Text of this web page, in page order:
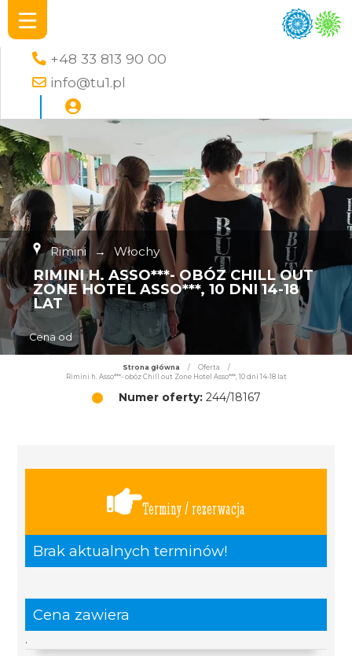
+48 33 813 90 00
info@tu1.pl
Rimini → Włochy
RIMINI H. ASSO***- OBÓZ CHILL OUT
ZONE HOTEL ASSO***, 10 DNI 14-18
LAT
Cena od
Strona główna / Oferta
/
Rimini h. Asso***- obóz Chill out Zone Hotel Asso***, 10 dni 14-18 lat
Numer oferty:244/18167
Terminy / rezerwacja
Brak aktualnych terminów!
Cena zawiera
.